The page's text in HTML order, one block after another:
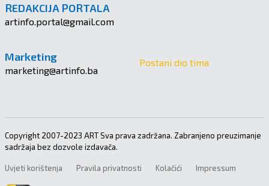
REDAKCIJA PORTALA
artinfo.portal@gmail.com
Marketing
marketing@artinfo.ba
Postani dio tima
Copyright 2007-2023 ART Sva prava zadržana. Zabranjeno preuzimanje
sadržaja bez dozvole izdavača.
Uvjeti korištenja Pravila privatnosti Kolačići Impressum